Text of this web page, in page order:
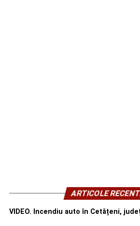
ARTICOLE
VIDEO. Incendiu auto în Cetățeni,